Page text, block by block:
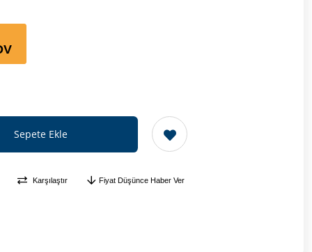
Karşılaştır Fiyat Düşünce Haber Ver